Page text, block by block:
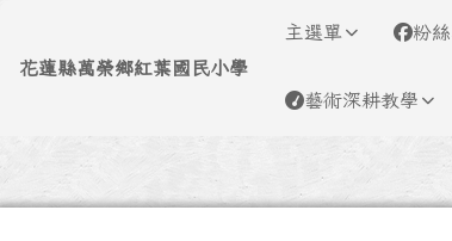
花蓮縣萬榮鄉紅葉國
花蓮縣萬榮鄉紅葉國民小學
主選單 粉
藝術深耕教學